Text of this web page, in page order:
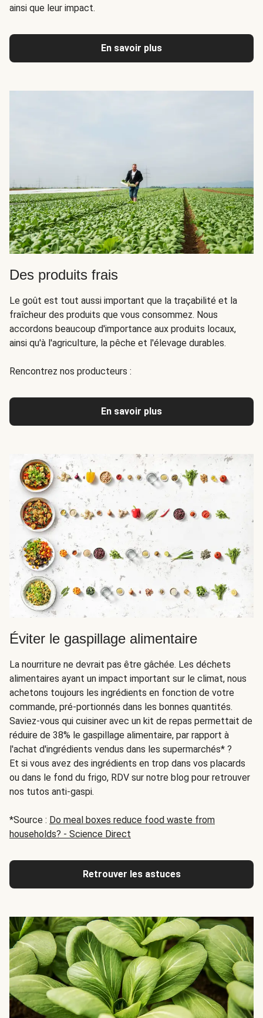
ainsi que leur impact.
En savoir plus
Des produits frais
Le goût est tout aussi important que la traçabilité et la
fraîcheur des produits que vous consommez. Nous
accordons beaucoup d'importance aux produits locaux,
ainsi qu'à l'agriculture, la pêche et l'élevage durables.
Rencontrez nos producteurs :
En savoir plus
Éviter le gaspillage alimentaire
La nourriture ne devrait pas être gâchée. Les déchets
alimentaires ayant un impact important sur le climat, nous
achetons toujours les ingrédients en fonction de votre
commande, pré-portionnés dans les bonnes quantités.
Saviez-vous qui cuisiner avec un kit de repas permettait de
réduire de 38% le gaspillage alimentaire, par rapport à
l'achat d'ingrédients vendus dans les supermarchés* ?
Et si vous avez des ingrédients en trop dans vos placards
ou dans le fond du frigo, RDV sur notre blog pour retrouver
nos tutos anti-gaspi.
*Source : Do meal boxes reduce food waste from
households? - Science Direct
Retrouver les astuces